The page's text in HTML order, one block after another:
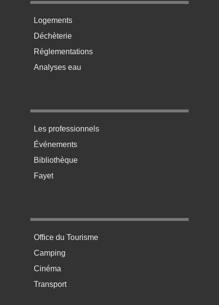
Menu pratique bas de page 2
Logements
Déchèterie
Réglementations
Analyses eau
Menu pratique bas de page 3
Les professionnels
Événements
Bibliothèque
Fayet
Menu pratique bas de page 4
Office du Tourisme
Camping
Cinéma
Transport